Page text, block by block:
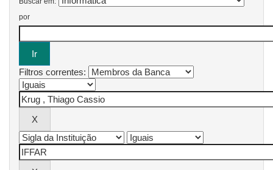
por
Filtros correntes: